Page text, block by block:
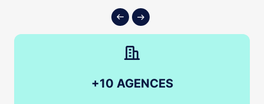
+10 AGENCES